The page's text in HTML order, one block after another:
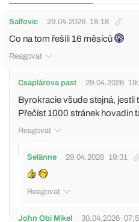
Salfovic 29.04.2026 18:18
Co na tom řešili 16 měsíců
Reagovat
Csaplárova past 29.04.2026
Byrokracie všude stejná,
Přečíst 1000 stránek hovadin
Reagovat
Selänne 29.04.2026 19:31
Reagovat
John Obi Mikel 30.04.2026